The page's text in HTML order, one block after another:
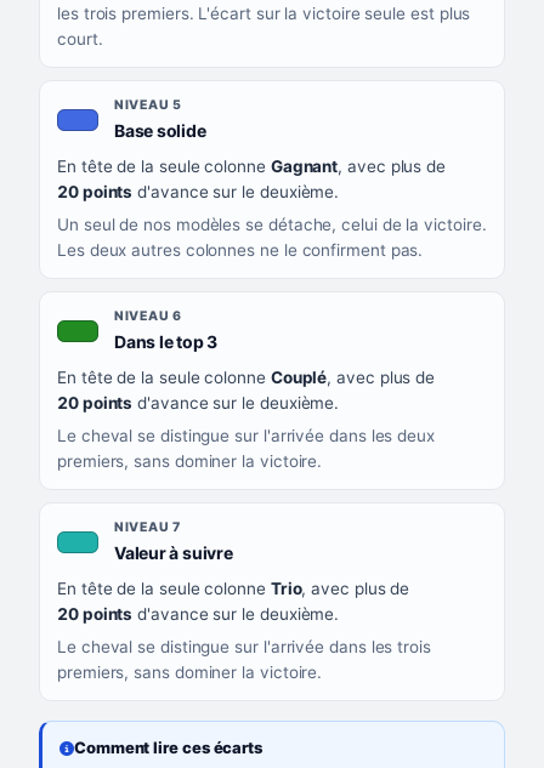
les trois premiers. L'écart sur la victoire seule est plus
court.
NIVEAU 5
Base solide, couleur bleu roi
En tête de la seule colonne Gagnant, avec plus de
20 points d'avance sur le deuxième.
Un seul de nos modèles se détache, celui de la victoire.
Les deux autres colonnes ne le confirment pas.
NIVEAU 6
Dans le top 3, couleur verte
En tête de la seule colonne Couplé, avec plus de
20 points d'avance sur le deuxième.
Le cheval se distingue sur l'arrivée dans les deux
premiers, sans dominer la victoire.
NIVEAU 7
Valeur à suivre, couleur turquoise
En tête de la seule colonne Trio, avec plus de
20 points d'avance sur le deuxième.
Le cheval se distingue sur l'arrivée dans les trois
premiers, sans dominer la victoire.
Comment lire ces écarts